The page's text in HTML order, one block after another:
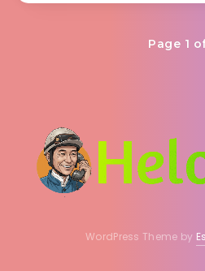
Page 1
WordPress Theme by